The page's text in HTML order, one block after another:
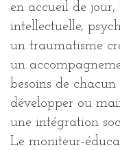
en accueil de jour,
intellectuelle,
un traumatisme
un
besoins de
développer ou
une intégration
Le moniteur-